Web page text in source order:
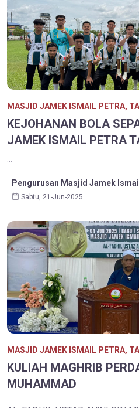
MASJID JAMEK ISMAIL PETRA,
KEJOHANAN BOLA
JAMEK ISMAIL PETRA
Pengurusan Masjid Jamek
Sabtu, 21-Jun-2025
MASJID JAMEK ISMAIL PETRA,
KULIAH MAGHRIB
MUHAMMAD